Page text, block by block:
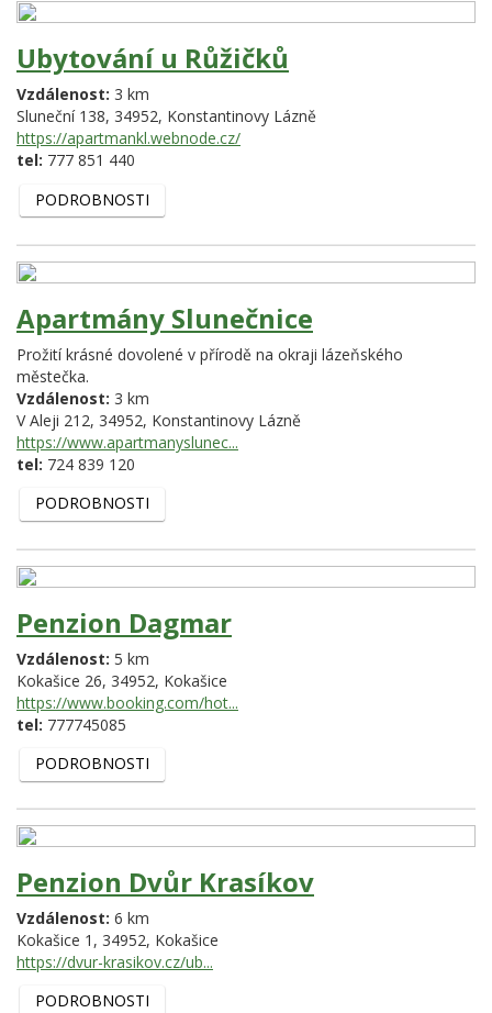
Ubytování u Růžičků
Vzdálenost: 3 km
Sluneční 138, 34952, Konstantinovy Lázně
https://apartmankl.webnode.cz/
tel: 777 851 440
PODROBNOSTI
Apartmány Slunečnice
Prožití krásné dovolené v přírodě na okraji lázeňského
městečka.
Vzdálenost: 3 km
V Aleji 212, 34952, Konstantinovy Lázně
https://www.apartmanyslunec...
tel: 724 839 120
PODROBNOSTI
Penzion Dagmar
Vzdálenost: 5 km
Kokašice 26, 34952, Kokašice
https://www.booking.com/hot...
tel: 777745085
PODROBNOSTI
Penzion Dvůr Krasíkov
Vzdálenost: 6 km
Kokašice 1, 34952, Kokašice
https://dvur-krasikov.cz/ub...
PODROBNOSTI